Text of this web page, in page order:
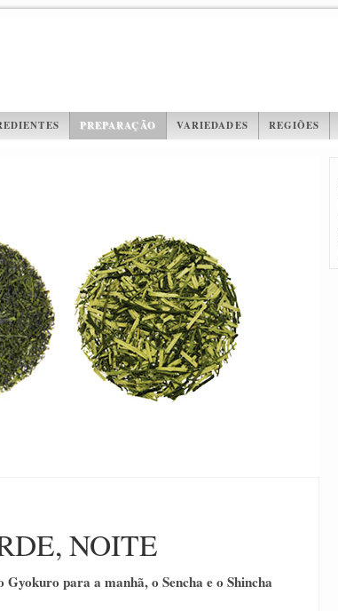
PREPARAÇÃO VARIEDADES REGIÕES
NOITE
para a manhã, o Sencha e o Shincha